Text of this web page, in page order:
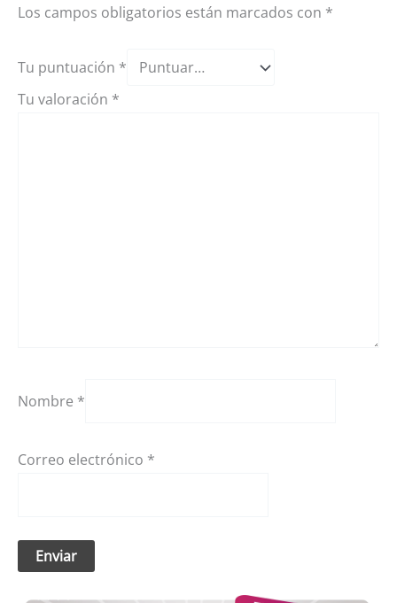
Los campos obligatorios están marcados con *
Tu puntuación *
Tu valoración *
Nombre *
Correo electrónico *